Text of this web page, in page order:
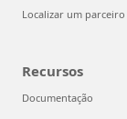
Localizar um parceiro
Recursos
Documentação